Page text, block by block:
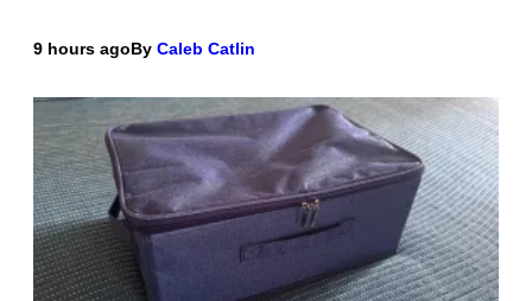
9 hours agoBy Caleb Catlin